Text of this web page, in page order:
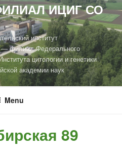
ИЦИГ СО
институт
— филиал Федерального
цитологии и генетики
академии наук
Menu
89